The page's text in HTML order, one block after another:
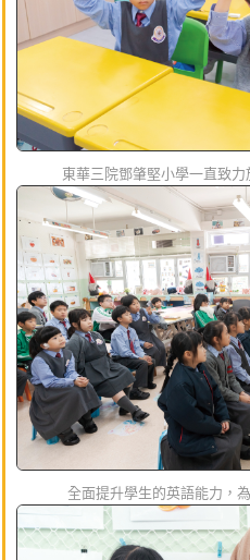
東華三院鄧肇堅小學一直致
全面提升學生的英語能力，